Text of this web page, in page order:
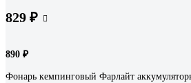
829 ₽
890 ₽
Фонарь кемпинговый Фарлайт